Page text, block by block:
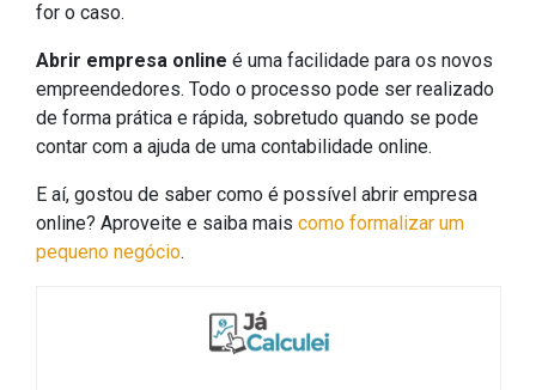
for o caso.
Abrir empresa online é uma facilidade para os novos
empreendedores. Todo o processo pode ser realizado
de forma prática e rápida, sobretudo quando se pode
contar com a ajuda de uma contabilidade online.
E aí, gostou de saber como é possível abrir empresa
online? Aproveite e saiba mais como formalizar um
pequeno negócio.